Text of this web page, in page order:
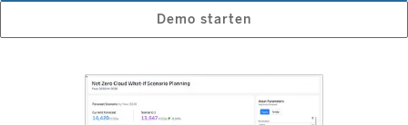
Demo starten